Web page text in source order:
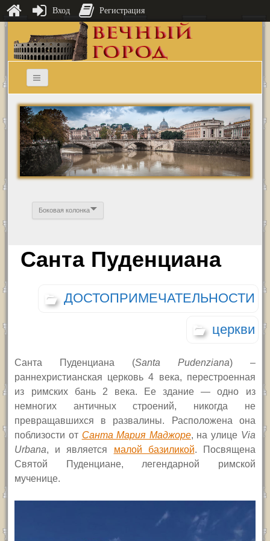
Боковая колонка
Санта Пуденциана
ДОСТОПРИМЕЧАТЕЛЬНОСТИ
церкви
Санта Пуденциана (Santa Pudenziana) –
раннехристианская церковь 4 века, перестроенная
из римских бань 2 века. Ее здание — одно из
немногих античных строений, никогда не
превращавшихся в развалины. Расположена она
поблизости от Санта Мария Маджоре, на улице Via
Urbana, и является малой базиликой. Посвящена
Святой Пуденциане, легендарной римской
мученице.
Вход Регистрация